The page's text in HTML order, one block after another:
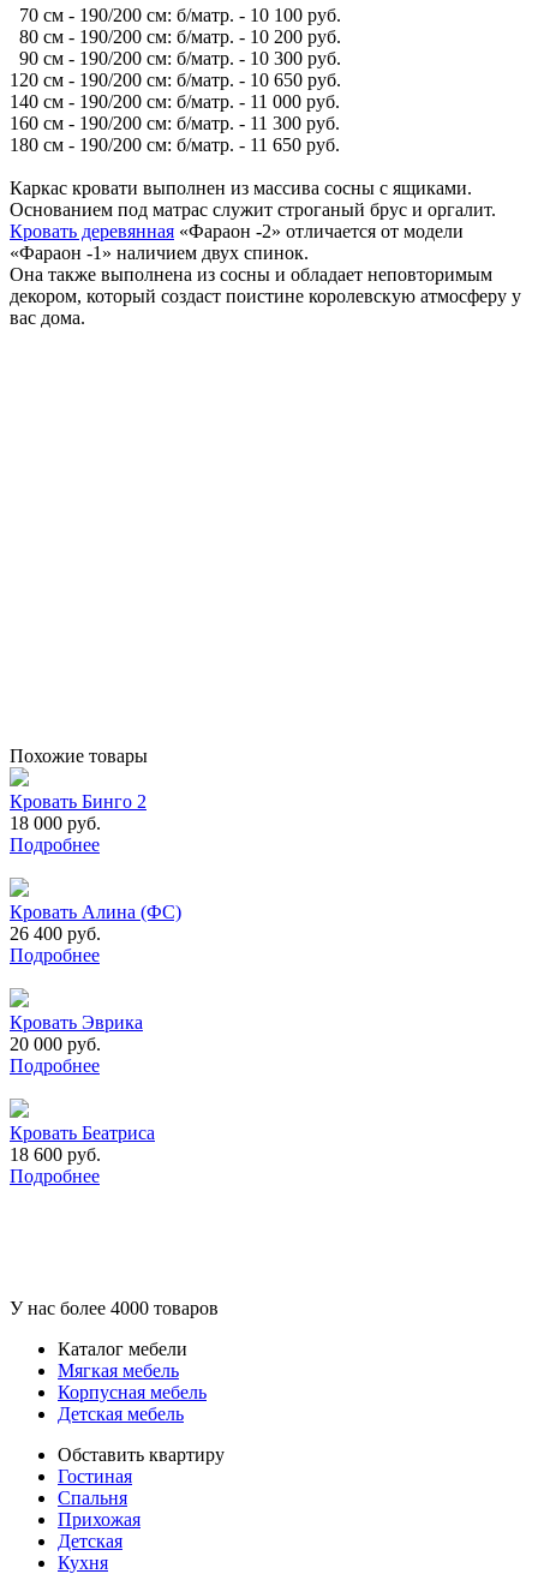
70 см - 190/200 см: б/матр. - 10 100 руб.
80 см - 190/200 см: б/матр. - 10 200 руб.
90 см - 190/200 см: б/матр. - 10 300 руб.
120 см - 190/200 см: б/матр. - 10 650 руб.
140 см - 190/200 см: б/матр. - 11 000 руб.
160 см - 190/200 см: б/матр. - 11 300 руб.
180 см - 190/200 см: б/матр. - 11 650 руб.
Каркас кровати выполнен из массива сосны с ящиками.
Основанием под матрас служит строганый брус и оргалит.
Кровать деревянная «Фараон -2» отличается от модели
«Фараон -1» наличием двух спинок.
Она также выполнена из сосны и обладает неповторимым
декором, который создаст поистине королевскую атмосферу у
вас дома.
Похожие товары
Кровать Бинго 2
18 000 руб.
Подробнее
Кровать Алина (ФС)
26 400 руб.
Подробнее
Кровать Эврика
20 000 руб.
Подробнее
Кровать Беатриса
18 600 руб.
Подробнее
У нас более 4000 товаров
Каталог мебели
Мягкая мебель
Корпусная мебель
Детская мебель
Обставить квартиру
Гостиная
Спальня
Прихожая
Детская
Кухня